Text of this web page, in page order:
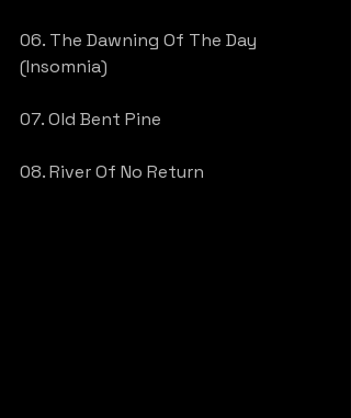
06. The Dawning Of The Day
(Insomnia)
07. Old Bent Pine
08. River Of No Return